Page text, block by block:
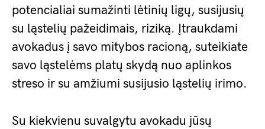
potencialiai sumažinti lėtinių ligų, susijusių
su ląstelių pažeidimais, riziką. Įtraukdami
avokadus į savo mitybos racioną, suteikiate
savo ląstelėms platų skydą nuo aplinkos
streso ir su amžiumi susijusio ląstelių irimo.
Su kiekvienu suvalgytu avokadu jūsų